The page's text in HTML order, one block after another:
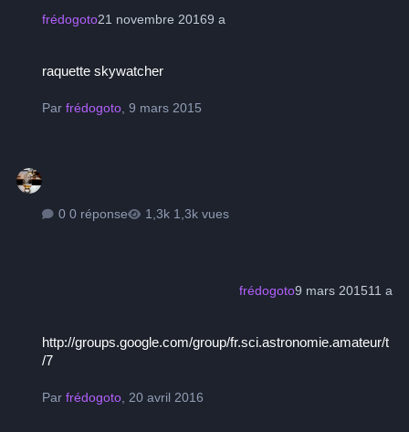
frédogoto21 novembre 20169 a
raquette skywatcher
Parfrédogoto ,9 mars 2015
0 réponse 1,3k vues
frédogoto9 mars 201511 a
http://groups.google.com/group/fr.sci.astronomie.amateur/t
/7
Parfrédogoto 20 avril 2016